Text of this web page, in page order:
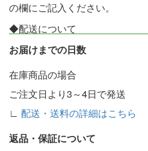
の欄にご記入ください。
◆配送について
お届けまでの日数
在庫商品の場合
ご注文日より3～4日で発送
∟ 配送・送料の詳細はこちら
返品・保証について